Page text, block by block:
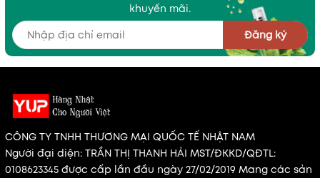
khuyến mãi.
Đăng ký
CÔNG TY TNHH THƯƠNG MẠI QUỐC TẾ NHẬT NAM
Người đại diện: TRẦN THỊ THANH HẢI MST/ĐKKD/QĐTL:
0108623345 được cấp lần đầu ngày 27/02/2019 Mang các sản